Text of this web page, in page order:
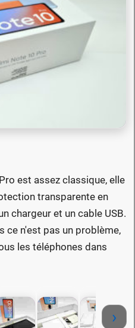
est assez classique, elle
transparente en
chargeur et un cable USB.
ce n'est pas un problème,
les téléphones dans
›